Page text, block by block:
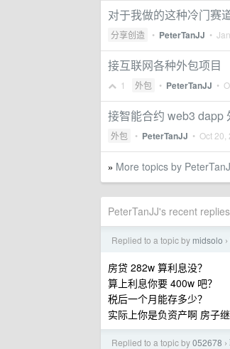
对于我做的这种冷门赛
分享创造 • PeterTanJJ •
接互联网各种外包项目
1 外包 • PeterTanJJ •
接智能合约 web3 dapp
外包 • PeterTanJJ • Oct 20,
» More topics by
PeterTanJJ's recent replies
Replied to a topic by midsolo ›
房贷 282w 算利息没？
算上利息你要 400w 吧？
税后一个月能存多少？
实际上你是负资产啊 房子
Replied to a topic by052678 ›